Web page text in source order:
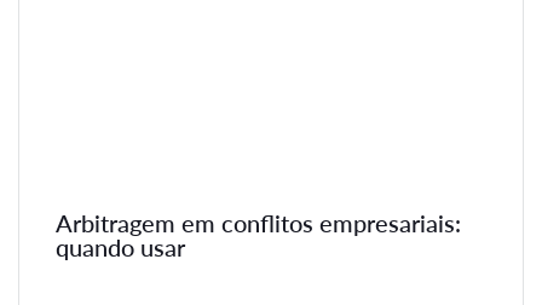
Arbitragem em conflitos empresariais:
quando usar